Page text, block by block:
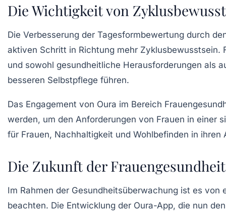
Die Wichtigkeit von
Die Verbesserung der Tagesformbewertung durch
aktiven Schritt in Richtung mehr Zyklusbewusstsein.
und sowohl gesundheitliche Herausforderungen als
besseren Selbstpflege führen.
Das Engagement von Oura im Bereich
werden, um den Anforderungen von Frauen in einer
für Frauen, Nachhaltigkeit und Wohlbefinden in ihren
Die Zukunft der
Im Rahmen der Gesundheitsüberwachung ist es
beachten. Die Entwicklung der Oura-App, die nun